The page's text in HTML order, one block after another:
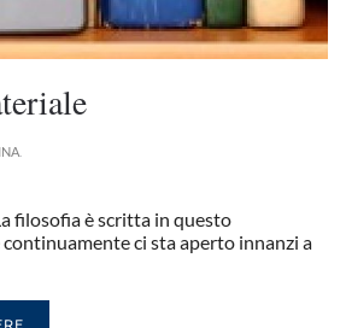
filosofia è scritta in questo
ci sta aperto innanzi a